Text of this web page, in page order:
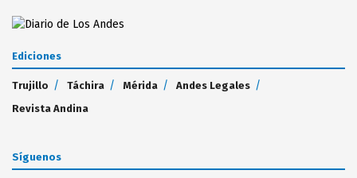
Ediciones
Trujillo Táchira Mérida
Andes Legales
Revista Andina
Síguenos